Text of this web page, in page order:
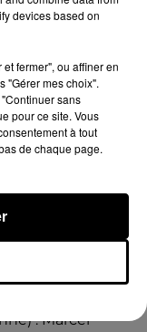
: MARCEL
DU TEMPS...
: Marcel
devices based on
fermer", ou affiner en
"Gérer mes choix".
sans
pour ce site. Vous
à tout
de chaque page.